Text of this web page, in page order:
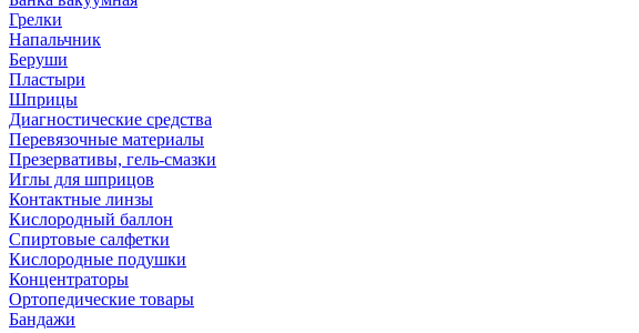
Грелки
Напальчник
Беруши
Пластыри
Шприцы
Диагностические средства
Перевязочные материалы
Презервативы, гель-смазки
Иглы для шприцов
Контактные линзы
Кислородный баллон
Спиртовые салфетки
Кислородные подушки
Концентраторы
Ортопедические товары
Бандажи